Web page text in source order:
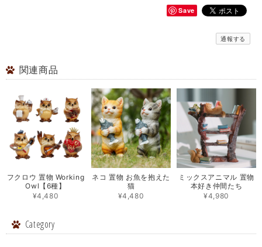
Save
通報する
関連商品
フクロウ 置物 Working
Owl【6種】
¥4,480
ネコ 置物 お魚を抱えた
猫
¥4,480
ミックスアニマル 置物
本好き仲間たち
¥4,980
Category